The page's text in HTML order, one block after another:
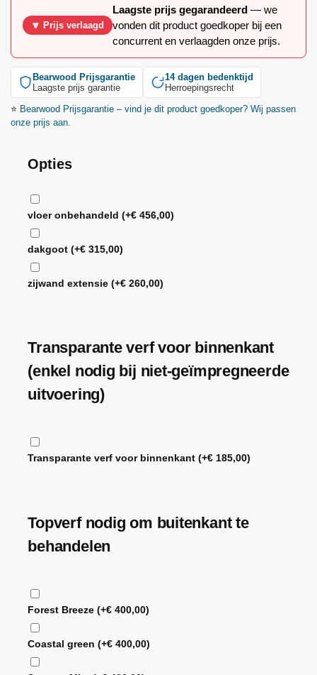
🔽 Prijs verlaagd
Laagste prijs gegarandeerd — we
vonden dit product goedkoper bij een
concurrent en verlaagden onze prijs.
Bearwood Prijsgarantie
Laagste prijs garantie
14 dagen bedenktijd
Herroepingsrecht
⭐ Bearwood Prijsgarantie – vind je dit product goedkoper? Wij passen
onze prijs aan.
Opties
vloer onbehandeld(+€ 456,00)
dakgoot(+€ 315,00)
zijwand extensie(+€ 260,00)
Transparante verf voor binnenkant
(enkel nodig bij niet-geïmpregneerde
uitvoering)
Transparante verf voor binnenkant(+€ 185,00)
Topverf nodig om buitenkant te
behandelen
Forest Breeze(+€ 400,00)
Coastal green(+€ 400,00)